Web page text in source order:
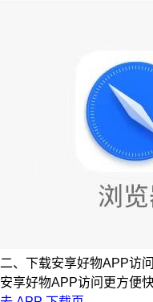
二、下载安享好物APP访问
安享好物APP访问更方便